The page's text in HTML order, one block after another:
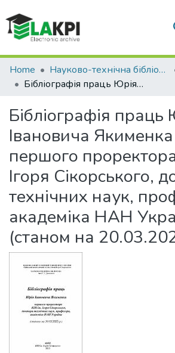
Communities & Collections
All of DSpace
Statistics
Home Науково-технічна бібліотека
Бібліографія праць Юрія Івановича Якименка – першого проректора КПІ ім. Ігоря Сікорського, доктора технічних наук, професора, академіка НАН України (станом на 20.03.2023 р.)
Бібліографія праць
Івановича
першого
Ігоря Сікорського,
технічних наук,
академіка НАН
(станом на